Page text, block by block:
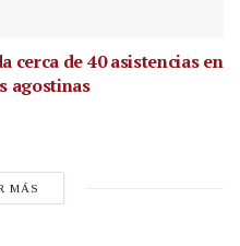
cerca de 40 asistencias en
agostinas
MÁS